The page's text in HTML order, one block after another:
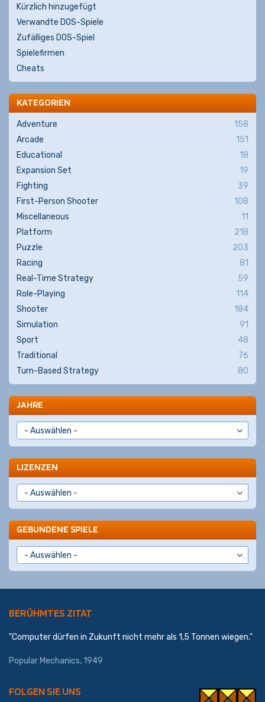
Kürzlich hinzugefügt
Verwandte DOS-Spiele
Zufälliges DOS-Spiel
Spielefirmen
Cheats
KATEGORIEN
Adventure
158
Arcade
151
Educational
18
Expansion Set
19
Fighting
39
First-Person Shooter
108
Miscellaneous
11
Platform
218
Puzzle
203
Racing
81
Real-Time Strategy
59
Role-Playing
114
Shooter
184
Simulation
91
Sport
48
Traditional
76
Turn-Based Strategy
80
JAHRE
LIZENZEN
GEBUNDENE SPIELE
BERÜHMTES ZITAT
"Computer dürfen in Zukunft nicht mehr als 1,5 Tonnen wiegen."
Popular Mechanics, 1949
FOLGEN SIE UNS